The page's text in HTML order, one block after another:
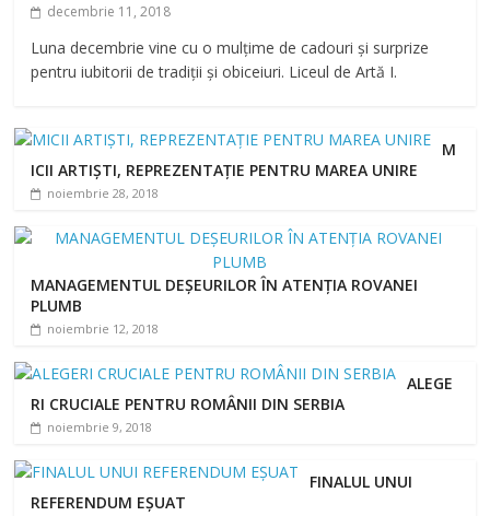
decembrie 11, 2018
Luna decembrie vine cu o mulțime de cadouri și surprize
pentru iubitorii de tradiții și obiceiuri. Liceul de Artă I.
M
ICII ARTIȘTI, REPREZENTAȚIE PENTRU MAREA UNIRE
noiembrie 28, 2018
MANAGEMENTUL DEȘEURILOR ÎN ATENȚIA ROVANEI
PLUMB
noiembrie 12, 2018
ALEGE
RI CRUCIALE PENTRU ROMÂNII DIN SERBIA
noiembrie 9, 2018
FINALUL UNUI
REFERENDUM EȘUAT